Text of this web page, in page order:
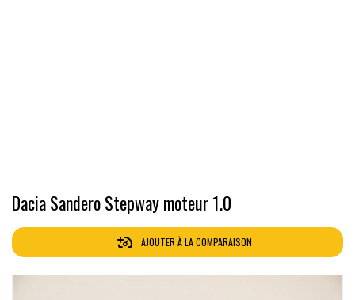
Dacia Sandero Stepway moteur 1.0
AJOUTER À LA COMPARAISON